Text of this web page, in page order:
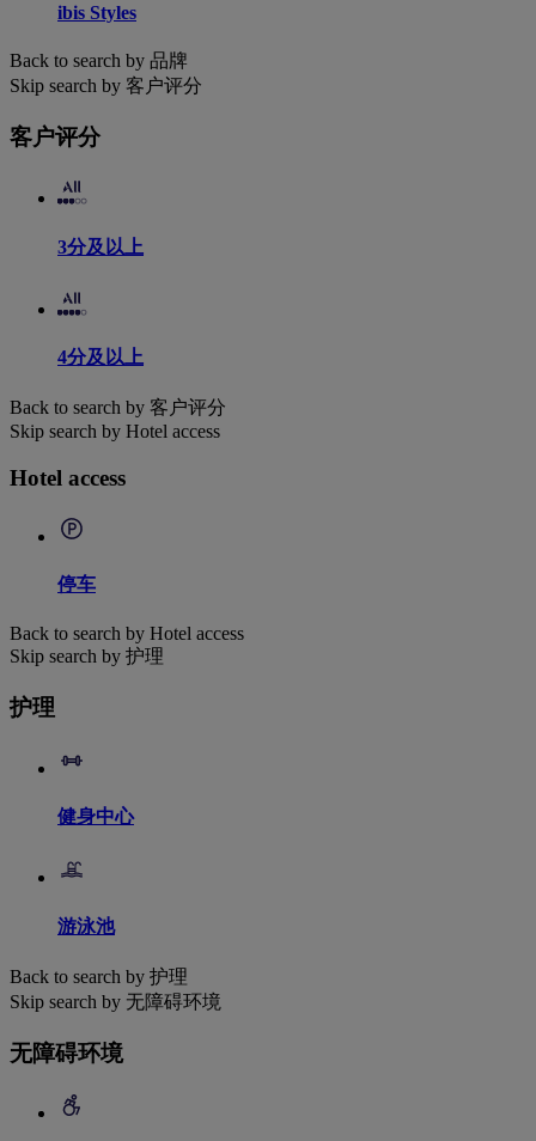
ibis Styles
Back to search by 品牌
Skip search by 客户评分
客户评分
3分及以上
4分及以上
Back to search by 客户评分
Skip search by Hotel access
Hotel access
停车
Back to search by Hotel access
Skip search by 护理
护理
健身中心
游泳池
Back to search by 护理
Skip search by 无障碍环境
无障碍环境